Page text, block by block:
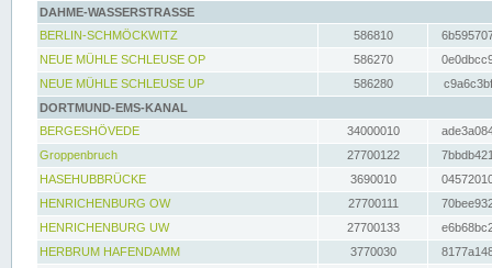
DAHME-WASSERSTRASSE
BERLIN-SCHMÖCKWITZ
586810
NEUE MÜHLE SCHLEUSE OP
586270
NEUE MÜHLE SCHLEUSE UP
586280
DORTMUND-EMS-KANAL
BERGESHÖVEDE
34000010
Groppenbruch
27700122
HASEHUBBRÜCKE
3690010
HENRICHENBURG OW
27700111
HENRICHENBURG UW
27700133
HERBRUM HAFENDAMM
3770030